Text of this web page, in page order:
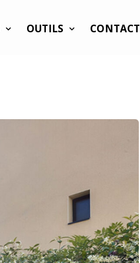
OUTILS CONTACT